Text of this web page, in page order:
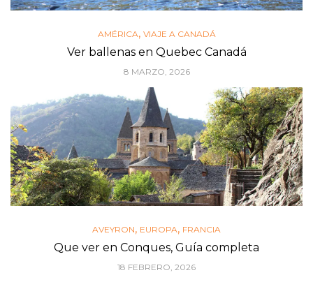
AMÉRICA, VIAJE A CANADÁ
Ver ballenas en Quebec Canadá
8 MARZO, 2026
AVEYRON, EUROPA, FRANCIA
Que ver en Conques, Guía completa
18 FEBRERO, 2026